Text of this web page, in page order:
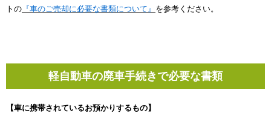
トの 『車のご売却に必要な書類について』 を参考ください。
軽自動車の廃車手続きで必要な書類
【車に携帯されているお預かりするもの】